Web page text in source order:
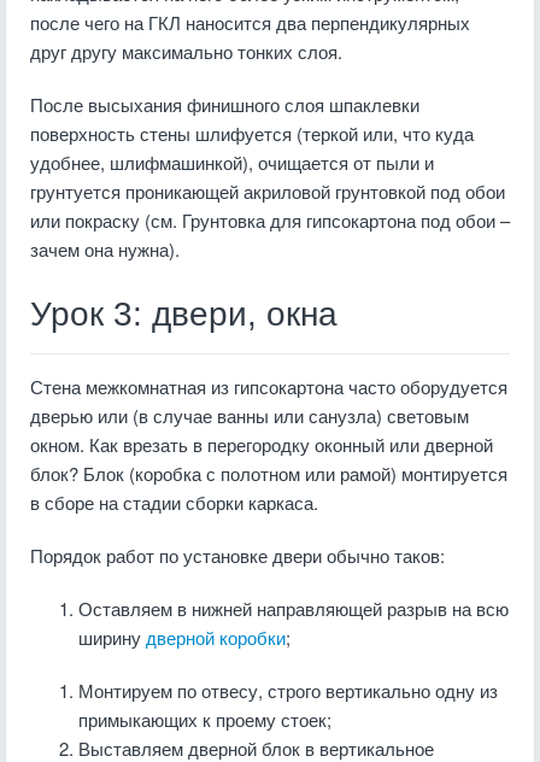
после чего на ГКЛ наносится два перпендикулярных
друг другу максимально тонких слоя.
После высыхания финишного слоя шпаклевки
поверхность стены шлифуется (теркой или, что куда
удобнее, шлифмашинкой), очищается от пыли и
грунтуется проникающей акриловой грунтовкой под обои
или покраску (см. Грунтовка для гипсокартона под обои –
зачем она нужна).
Урок 3: двери, окна
Стена межкомнатная из гипсокартона часто оборудуется
дверью или (в случае ванны или санузла) световым
окном. Как врезать в перегородку оконный или дверной
блок? Блок (коробка с полотном или рамой) монтируется
в сборе на стадии сборки каркаса.
Порядок работ по установке двери обычно таков:
Оставляем в нижней направляющей разрыв на всю
ширину дверной коробки;
Монтируем по отвесу, строго вертикально одну из
примыкающих к проему стоек;
Выставляем дверной блок в вертикальное